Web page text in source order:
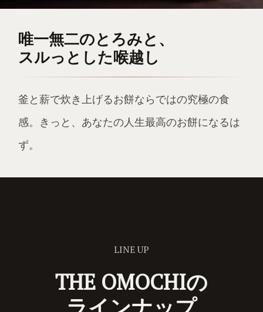
唯一無二のとろみと、
スルっとした喉越し
釜と薪で炊き上げるお餅ならではの究極の食
感。きっと、あなたの人生最高のお餅になるは
ず。
LINE UP
THE OMOCHIの